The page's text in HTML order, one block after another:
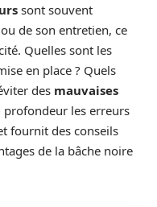
sont souvent
de son entretien, ce
Quelles sont les
en place ? Quels
des mauvaises
profondeur les erreurs
fournit des conseils
de la bâche noire